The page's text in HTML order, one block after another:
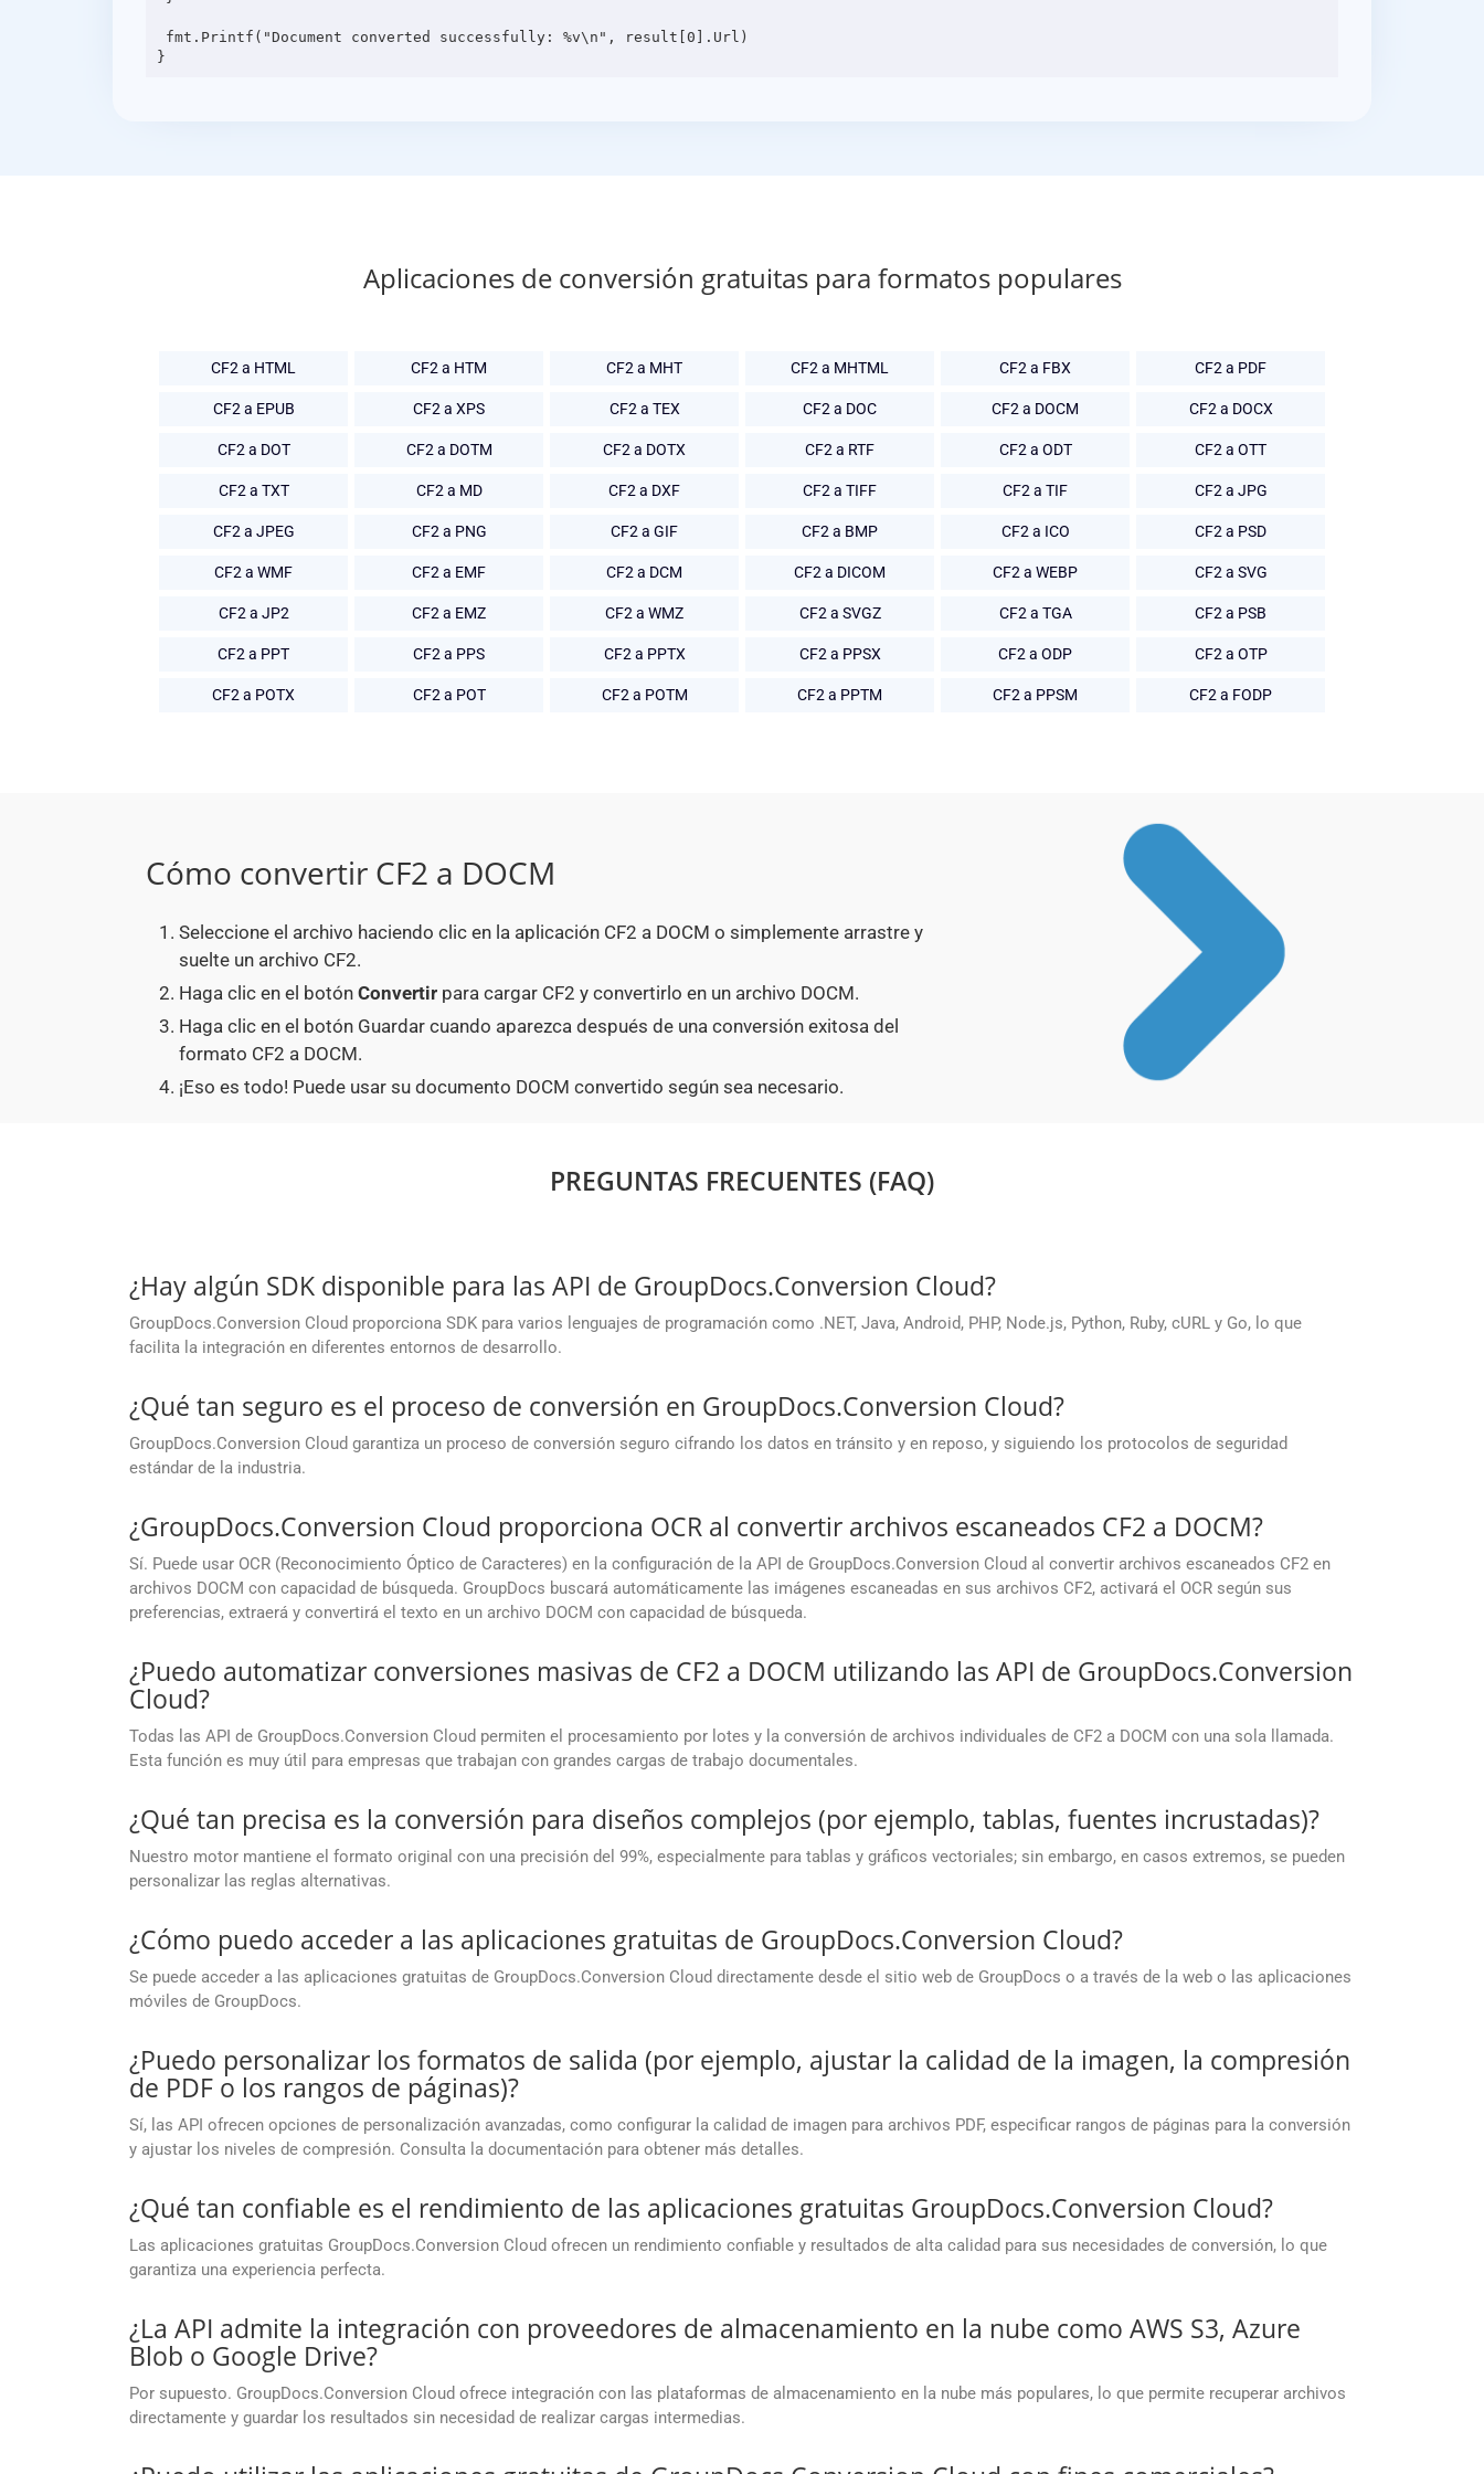
Aplicaciones de conversión gratuitas para formatos populares
CF2 a HTML CF2 a HTM CF2 a MHT CF2 a MHTML CF2 a FBX CF2 a PDF
CF2 a EPUB CF2 a XPS CF2 a TEX CF2 a DOC CF2 a DOCM CF2 a DOCX
CF2 a DOT CF2 a DOTM CF2 a DOTX CF2 a RTF CF2 a ODT CF2 a OTT
CF2 a TXT CF2 a MD CF2 a DXF CF2 a TIFF CF2 a TIF CF2 a JPG
CF2 a JPEG CF2 a PNG CF2 a GIF CF2 a BMP CF2 a ICO CF2 a PSD
CF2 a WMF CF2 a EMF CF2 a DCM CF2 a DICOM CF2 a WEBP CF2 a SVG
CF2 a JP2 CF2 a EMZ CF2 a WMZ CF2 a SVGZ CF2 a TGA CF2 a PSB
CF2 a PPT CF2 a PPS CF2 a PPTX CF2 a PPSX CF2 a ODP CF2 a OTP
CF2 a POTX CF2 a POT CF2 a POTM CF2 a PPTM CF2 a PPSM CF2 a FODP
Cómo convertir CF2 a DOCM
Seleccione el archivo haciendo clic en la aplicación CF2 a DOCM o simplemente arrastre y
suelte un archivo CF2.
Haga clic en el botón Convertir para cargar CF2 y convertirlo en un archivo DOCM.
Haga clic en el botón Guardar cuando aparezca después de una conversión exitosa del
formato CF2 a DOCM.
¡Eso es todo! Puede usar su documento DOCM convertido según sea necesario.
PREGUNTAS FRECUENTES (FAQ)
¿Hay algún SDK disponible para las API de GroupDocs.Conversion Cloud?
GroupDocs.Conversion Cloud proporciona SDK para varios lenguajes de programación como .NET, Java, Android, PHP, Node.js, Python, Ruby, cURL y Go, lo que
facilita la integración en diferentes entornos de desarrollo.
¿Qué tan seguro es el proceso de conversión en GroupDocs.Conversion Cloud?
GroupDocs.Conversion Cloud garantiza un proceso de conversión seguro cifrando los datos en tránsito y en reposo, y siguiendo los protocolos de seguridad
estándar de la industria.
¿GroupDocs.Conversion Cloud proporciona OCR al convertir archivos escaneados CF2 a DOCM?
Sí. Puede usar OCR (Reconocimiento Óptico de Caracteres) en la configuración de la API de GroupDocs.Conversion Cloud al convertir archivos escaneados CF2 en
archivos DOCM con capacidad de búsqueda. GroupDocs buscará automáticamente las imágenes escaneadas en sus archivos CF2, activará el OCR según sus
preferencias, extraerá y convertirá el texto en un archivo DOCM con capacidad de búsqueda.
¿Puedo automatizar conversiones masivas de CF2 a DOCM utilizando las API de GroupDocs.Conversion
Cloud?
Todas las API de GroupDocs.Conversion Cloud permiten el procesamiento por lotes y la conversión de archivos individuales de CF2 a DOCM con una sola llamada.
Esta función es muy útil para empresas que trabajan con grandes cargas de trabajo documentales.
¿Qué tan precisa es la conversión para diseños complejos (por ejemplo, tablas, fuentes incrustadas)?
Nuestro motor mantiene el formato original con una precisión del 99%, especialmente para tablas y gráficos vectoriales; sin embargo, en casos extremos, se pueden
personalizar las reglas alternativas.
¿Cómo puedo acceder a las aplicaciones gratuitas de GroupDocs.Conversion Cloud?
Se puede acceder a las aplicaciones gratuitas de GroupDocs.Conversion Cloud directamente desde el sitio web de GroupDocs o a través de la web o las aplicaciones
móviles de GroupDocs.
¿Puedo personalizar los formatos de salida (por ejemplo, ajustar la calidad de la imagen, la compresión
de PDF o los rangos de páginas)?
Sí, las API ofrecen opciones de personalización avanzadas, como configurar la calidad de imagen para archivos PDF, especificar rangos de páginas para la conversión
y ajustar los niveles de compresión. Consulta la documentación para obtener más detalles.
¿Qué tan confiable es el rendimiento de las aplicaciones gratuitas GroupDocs.Conversion Cloud?
Las aplicaciones gratuitas GroupDocs.Conversion Cloud ofrecen un rendimiento confiable y resultados de alta calidad para sus necesidades de conversión, lo que
garantiza una experiencia perfecta.
¿La API admite la integración con proveedores de almacenamiento en la nube como AWS S3, Azure
Blob o Google Drive?
Por supuesto. GroupDocs.Conversion Cloud ofrece integración con las plataformas de almacenamiento en la nube más populares, lo que permite recuperar archivos
directamente y guardar los resultados sin necesidad de realizar cargas intermedias.